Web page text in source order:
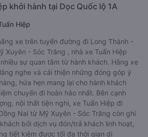
khởi hành tại Dọc Quốc lộ 1A
Hiệp
xe trên tuyến đường đi Long Thành -
Xuyên - Sóc Trăng , nhà xe Tuấn Hiệp
sự quan tâm từ hành khách. Hãng xe
nghe và cải thiện những đóng góp ý
hứa hẹn mang lại cho hành khách
chuyến đi hoàn hảo nhất. Bên cạnh
nội thất tiện nghi, xe Tuấn Hiệp đi
Nai từ Mỹ Xuyên - Sóc Trăng còn ghi
bởi dịch vụ đón/trả khách linh hoạt,
tiết kiệm được tối đa thời gian di